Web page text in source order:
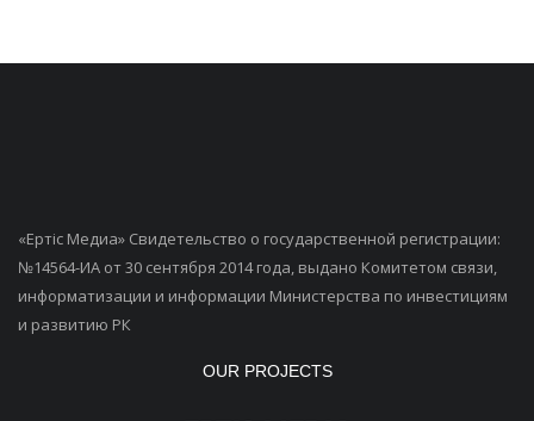
«Ертiс Медиа» Свидетельство о государственной регистрации:
№14564-ИА от 30 сентября 2014 года, выдано Комитетом связи,
информатизации и информации Министерства по инвестициям
и развитию РК
OUR PROJECTS